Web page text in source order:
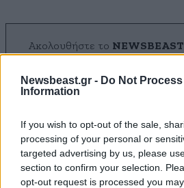
Newsbeast.gr - Do Not
Information
If you wish to opt-out of the sale,
processing of your personal or
targeted advertising by us, please
section to confirm your selection.
opt-out request is processed you
Ακολουθήστε το NEWSBEAST